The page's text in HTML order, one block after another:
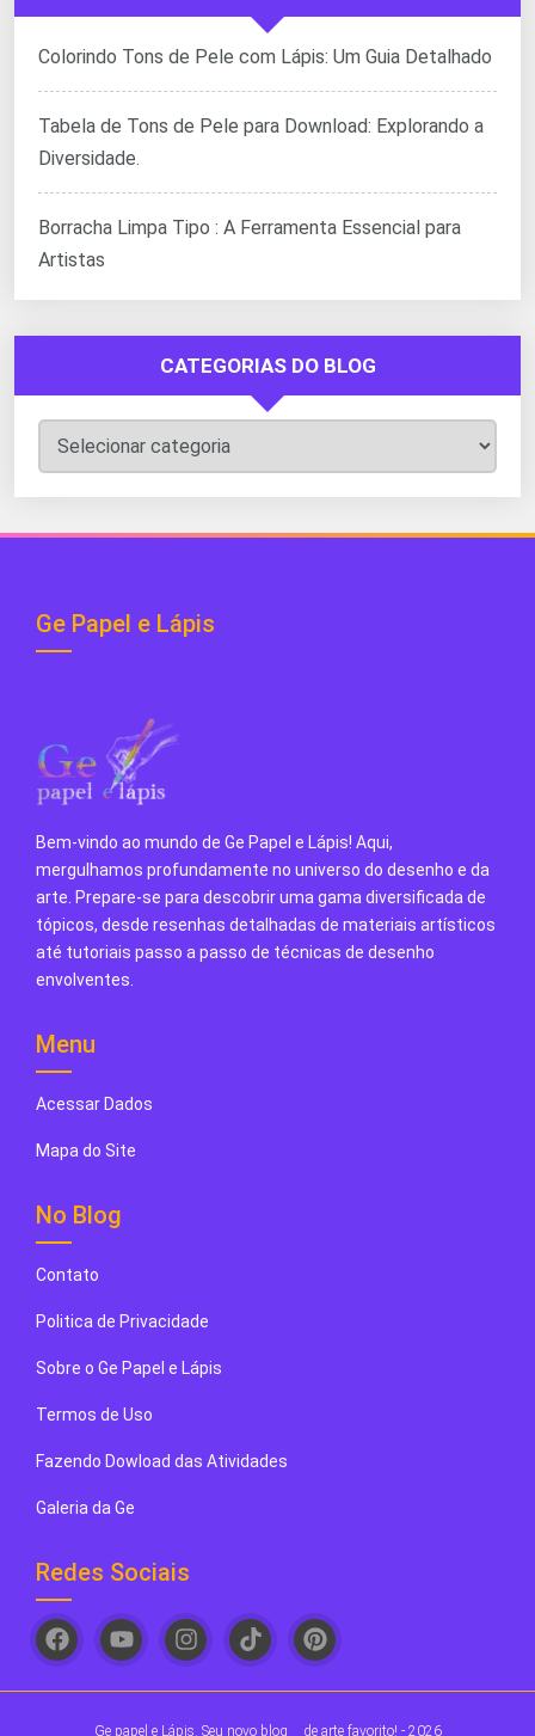
Colorindo Tons de Pele com Lápis: Um Guia Detalhado
Tabela de Tons de Pele para Download: Explorando a
Diversidade.
Borracha Limpa Tipo : A Ferramenta Essencial para
Artistas
CATEGORIAS DO BLOG
Categorias
do
Blog
Ge Papel e Lápis
Bem-vindo ao mundo de Ge Papel e Lápis! Aqui,
mergulhamos profundamente no universo do desenho e da
arte. Prepare-se para descobrir uma gama diversificada de
tópicos, desde resenhas detalhadas de materiais artísticos
até tutoriais passo a passo de técnicas de desenho
envolventes.
Menu
Acessar Dados
Mapa do Site
No Blog
Contato
Politica de Privacidade
Sobre o Ge Papel e Lápis
Termos de Uso
Fazendo Dowload das Atividades
Galeria da Ge
Redes Sociais
Ge papel e Lápis. Seu novo blog de arte favorito! - 2026